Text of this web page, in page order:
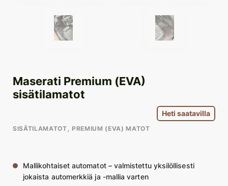
Maserati Premium (EVA)
sisätilamatot
Heti saatavilla
SISÄTILAMATOT, PREMIUM (EVA) MATOT
Mallikohtaiset automatot – valmistettu yksilöllisesti
jokaista automerkkiä ja -mallia varten